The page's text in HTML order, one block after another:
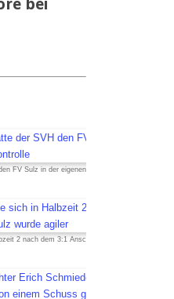
FV Sulz in der eigenen Hälfte voll unter
2 nach dem 3:1 Anschlusstreffer, der FV Sulz